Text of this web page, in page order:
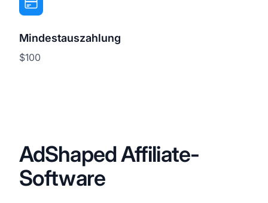
Mindestauszahlung
$100
AdShaped Affiliate-
Software